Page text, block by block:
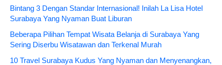
Bintang 3 Dengan Standar Internasional! Inilah La Lisa Hotel
Surabaya Yang Nyaman Buat Liburan
Beberapa Pilihan Tempat Wisata Belanja di Surabaya Yang
Sering Diserbu Wisatawan dan Terkenal Murah
10 Travel Surabaya Kudus Yang Nyaman dan Menyenangkan,